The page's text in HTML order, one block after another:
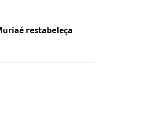
restabeleça